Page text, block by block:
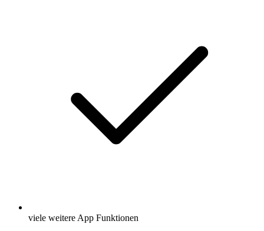
viele weitere App Funktionen